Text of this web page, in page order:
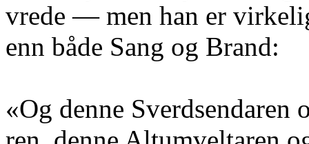
vrede — men han er
enn både Sang og Brand:
«Og denne Sverdsendaren